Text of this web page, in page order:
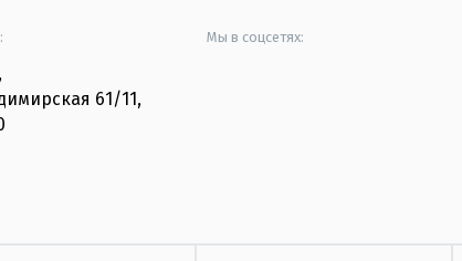
,
61/11,
Мы в соцсетях: